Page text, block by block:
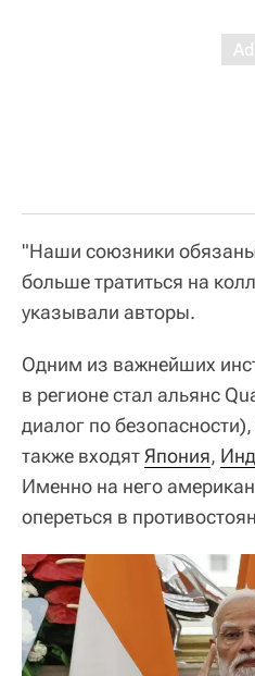
"Наши союзники
больше тратиться на
указывали авторы.
Одним из важнейших
в регионе стал альянс
диалог по
также входят Япония,
Именно на него
опереться в